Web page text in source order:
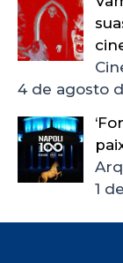
4 de agosto
1